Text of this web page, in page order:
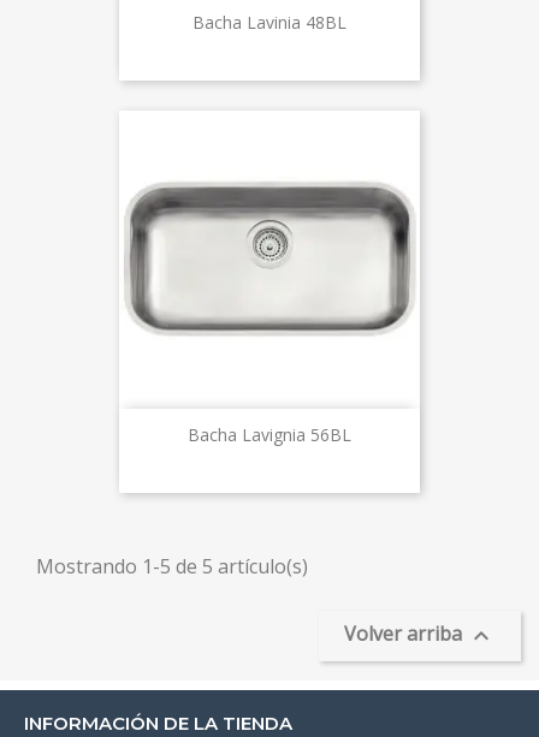
Bacha Lavinia 48BL
Bacha Lavignia 56BL
Mostrando 1-5 de 5 artículo(s)
Volver arriba 
INFORMACIÓN DE LA TIENDA